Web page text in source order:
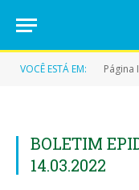
VOCÊ ESTÁ EM: Página
BOLETIM
14.03.2022